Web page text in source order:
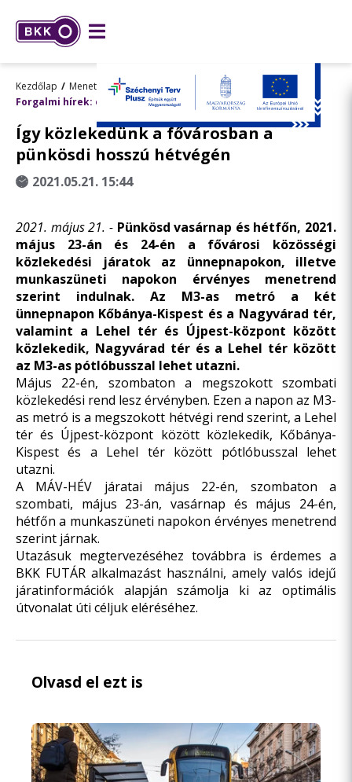
Kezdőlap
Menetrend, utazástervezés
Forgalmi hírek: előre tervezett változások
Így közlekedünk a fővárosban a
pünkösdi hosszú hétvégén
2021.05.21. 15:44
2021. május 21. - Pünkösd vasárnap és hétfőn, 2021.
május 23-án és 24-én a fővárosi közösségi
közlekedési járatok az ünnepnapokon, illetve
munkaszüneti napokon érvényes menetrend
szerint indulnak. Az M3-as metró a két
ünnepnapon Kőbánya-Kispest és a Nagyvárad tér,
valamint a Lehel tér és Újpest-központ között
közlekedik, Nagyvárad tér és a Lehel tér között
az M3-as pótlóbusszal lehet utazni.
Május 22-én, szombaton a megszokott szombati
közlekedési rend lesz érvényben. Ezen a napon az M3-
as metró is a megszokott hétvégi rend szerint, a Lehel
tér és Újpest-központ között közlekedik, Kőbánya-
Kispest és a Lehel tér között pótlóbusszal lehet
utazni.
A MÁV-HÉV járatai május 22-én, szombaton a
szombati, május 23-án, vasárnap és május 24-én,
hétfőn a munkaszüneti napokon érvényes menetrend
szerint járnak.
Utazásuk megtervezéséhez továbbra is érdemes a
BKK FUTÁR alkalmazást használni, amely valós idejű
járatinformációk alapján számolja ki az optimális
útvonalat úti céljuk eléréséhez.
Olvasd el ezt is